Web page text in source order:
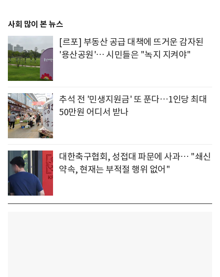
사회 많이 본 뉴스
[르포] 부동산 공급 대책에 뜨거운 감자된
'용산공원'… 시민들은 "녹지 지켜야"
추석 전 '민생지원금' 또 푼다…1인당 최대
50만원 어디서 받나
대한축구협회, 성접대 파문에 사과… "쇄신
약속, 현재는 부적절 행위 없어"